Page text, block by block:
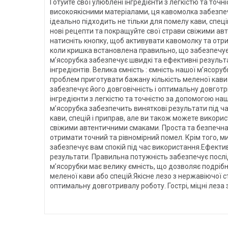
Готуйте свої улюблені інгредієнти з легкістю та
високоякісними матеріалами, ця кавомолка
ідеально підходить не тільки для помелу кави,
нові рецепти та покращуйте свої страви свіжими
натисніть кнопку, щоб активувати кавомолку та
коли кришка встановлена правильно, що
м’ясорубка забезпечує швидкі та ефективні
інгредієнтів. Велика ємність : ємність нашої
проблем приготувати бажану кількість меленої
забезпечує його довговічність і оптимальну
інгредієнти з легкістю та точністю за допомогою
м’ясорубка забезпечить виняткові результати під
кави, спецій і приправ, але ви також можете
свіжими автентичними смаками. Проста та безпечна
отримати точний та рівномірний помел. Крім
забезпечує вам спокій під час
результати. Правильна потужність забезпечує
м’ясорубки має велику ємність, що дозволяє
меленої кави або спецій.Якісне лезо з нержавіючої
оптимальну довготривалу роботу. Гострі, міцні